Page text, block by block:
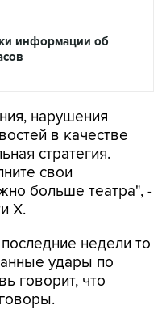
информации об
нарушения
стратегия.
свои
больше театра", -
X.
недели то
говорит, что
дипломатия",